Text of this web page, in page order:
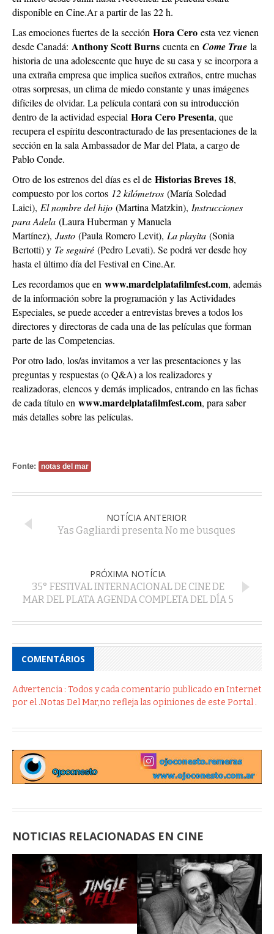
disponible en Cine.Ar a partir de las 22 h.
Las emociones fuertes de la sección Hora Cero esta vez vienen
desde Canadá: Anthony Scott Burns cuenta en Come True la
historia de una adolescente que huye de su casa y se incorpora a
una extraña empresa que implica sueños extraños, entre muchas
otras sorpresas, un clima de miedo constante y unas imágenes
difíciles de olvidar. La película contará con su introducción
dentro de la actividad especial Hora Cero Presenta, que
recupera el espíritu descontracturado de las presentaciones de la
sección en la sala Ambassador de Mar del Plata, a cargo de
Pablo Conde.
Otro de los estrenos del días es el de Historias Breves 18,
compuesto por los cortos 12 kilómetros (María Soledad
Laici), El nombre del hijo (Martina Matzkin), Instrucciones
para Adela (Laura Huberman y Manuela
Martínez), Justo (Paula Romero Levit), La playita (Sonia
Bertotti) y Te seguiré (Pedro Levati). Se podrá ver desde hoy
hasta el último día del Festival en Cine.Ar.
Les recordamos que en www.mardelplatafilmfest.com, además
de la información sobre la programación y las Actividades
Especiales, se puede acceder a entrevistas breves a todos los
directores y directoras de cada una de las películas que forman
parte de las Competencias.
Por otro lado, los/as invitamos a ver las presentaciones y las
preguntas y respuestas (o Q&A) a los realizadores y
realizadoras, elencos y demás implicados, entrando en las fichas
de cada título en www.mardelplatafilmfest.com, para saber
más detalles sobre las películas.
Fonte: notas del mar
NOTÍCIA ANTERIOR
Yas Gagliardi presenta No me busques
PRÓXIMA NOTÍCIA
35° FESTIVAL INTERNACIONAL DE CINE DE
MAR DEL PLATA AGENDA COMPLETA DEL DÍA 5
COMENTÁRIOS
Advertencia : Todos y cada comentario publicado en Internet
por el .Notas Del Mar,no refleja las opiniones de este Portal .
NOTICIAS RELACIONADAS EN CINE